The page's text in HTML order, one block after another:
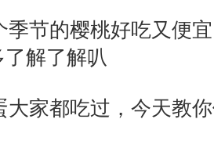
季节的樱桃好吃又便
解了解叭
大家都吃过，今天教